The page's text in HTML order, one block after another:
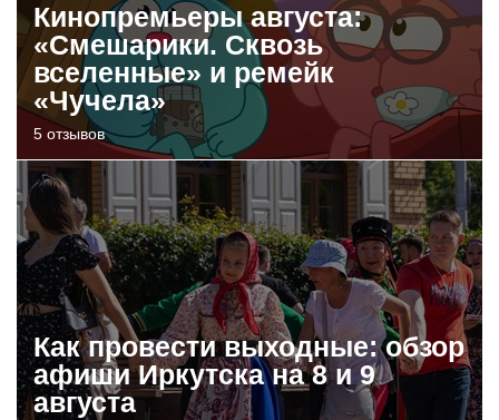
Кинопремьеры августа:
«Смешарики. Сквозь
вселенные» и ремейк
«Чучела»
5 отзывов
Как провести выходные: обзор
афиши Иркутска на 8 и 9
августа